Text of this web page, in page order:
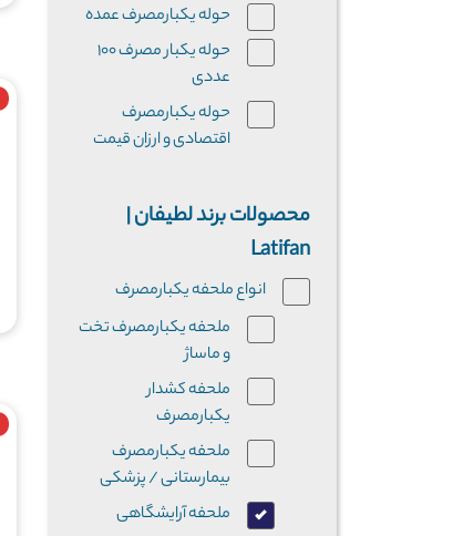
حوله یکبارمصرف عمده
حوله یکبار مصرف ۱۰۰
عددی
حوله یکبارمصرف
اقتصادی و ارزان قیمت
محصولات برند لطیفان |
Latifan
انواع ملحفه یکبارمصرف
ملحفه یکبارمصرف تخت
و ماساژ
ملحفه کشدار
یکبارمصرف
ملحفه یکبارمصرف
بیمارستانی / پزشکی
ملحفه آرایشگاهی